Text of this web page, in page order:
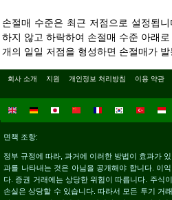
손절매 수준은 최근 저점으로 설정됩
하지 않고 하락하여 손절매 수준 아래
개의 일일 저점을 형성하면 손절매가 발
회사 소개 지원 개인정보 처리방침 이용 약관
면책 조항:
정부 규정에 따라, 과거에 이러한 방법이 효과가
과를 나타내는 것은 아님을 공개해야 합니다. 이
다. 증권 거래에는 상당한 위험이 따릅니다. 주식
손실은 상당할 수 있습니다. 따라서 모든 투기 거